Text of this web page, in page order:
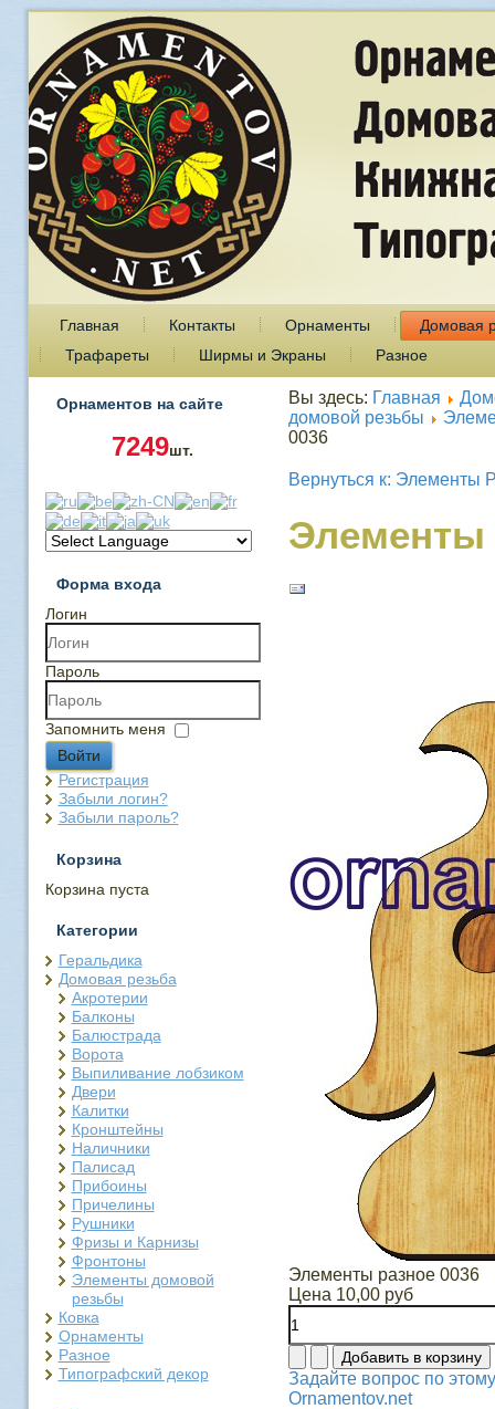
Главная Контакты Орнаменты
Домовая
Трафареты
Ширмы и Экраны Разное
Орнаментов на сайте
7249шт.
Форма входа
Логин
Пароль
Запомнить меня
Войти
Регистрация
Забыли логин?
Забыли пароль?
Корзина
Корзина пуста
Категории
Геральдика
Домовая резьба
Акротерии
Балконы
Балюстрада
Ворота
Выпиливание лобзиком
Двери
Калитки
Кронштейны
Наличники
Палисад
Прибоины
Причелины
Рушники
Фризы и Карнизы
Фронтоны
Элементы домовой
резьбы
Ковка
Орнаменты
Разное
Типографский декор
Вы здесь: Главная
домовой резьбы
0036
Вернуться к: Элементы
Элементы
Элементы разное 0036
Цена 10,00 руб
Задайте вопрос по
Ornamentov.net